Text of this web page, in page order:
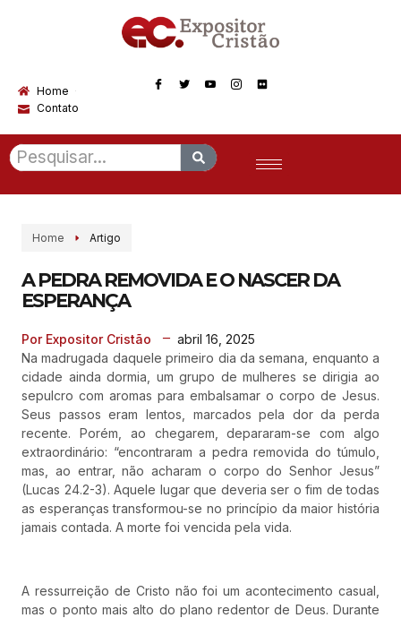
Home
Contato
Home Artigo
A PEDRA REMOVIDA E O NASCER DA
ESPERANÇA
Por Expositor Cristão
abril 16, 2025
Na madrugada daquele primeiro dia da semana, enquanto a
cidade ainda dormia, um grupo de mulheres se dirigia ao
sepulcro com aromas para embalsamar o corpo de Jesus.
Seus passos eram lentos, marcados pela dor da perda
recente. Porém, ao chegarem, depararam-se com algo
extraordinário: “encontraram a pedra removida do túmulo,
mas, ao entrar, não acharam o corpo do Senhor Jesus”
(Lucas 24.2-3). Aquele lugar que deveria ser o fim de todas
as esperanças transformou-se no princípio da maior história
jamais contada. A morte foi vencida pela vida.
A ressurreição de Cristo não foi um acontecimento casual,
mas o ponto mais alto do plano redentor de Deus. Durante